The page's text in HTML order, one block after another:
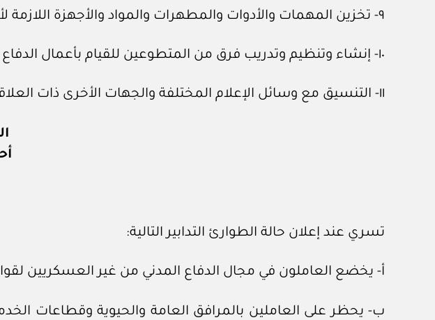
٩- تخزين المهمات والأدوات والمطهرات والمواد والأجهزة اللازمة لأعمال الدفاع المدني.
١٠- إنشاء وتنظيم وتدريب فرق من المتطوعين للقيام بأعمال الدفاع المدني وإرشاد المواطنين ومساعدتهم وقت الطوارئ.
١١- التنسيق مع وسائل الإعلام المختلفة والجهات الأخرى ذات العلاقة بهدف نشر الوعي بين المواطنين للوقاية من أخطار الحوادث وتجنب وقوعها.
تسري عند إعلان حالة الطوارئ التدابير التالية:
أ- يخضع العاملون في مجال الدفاع المدني من غير العسكريين
ب- يحظر على العاملين بالمرافق العامة والحيوية وقطاعات